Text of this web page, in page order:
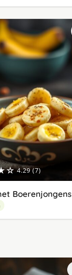
4.29 (7)
Boerenjongens